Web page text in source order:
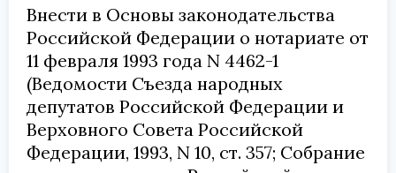
Внести в Основы законодательства
Российской Федерации о нотариате от
11 февраля 1993 года N 4462-1
(Ведомости Съезда народных
депутатов Российской Федерации и
Верховного Совета Российской
Федерации, 1993, N 10, ст. 357; Собрание